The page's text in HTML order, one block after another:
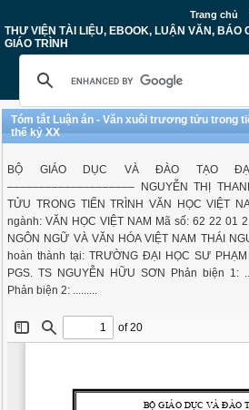
Trang chủ
THƯ VIỆN TÀI LIỆU, EBOOK, LUẬN VĂN, BÁO
GIÁO TRÌNH
Tóm tắt Luận án - Văn xuôi trương tửu trong
thế kỷ XX
BỘ GIÁO DỤC VÀ ĐÀO TẠO
–––––––––––––––––––– NGUYỄN THỊ
TỬU TRONG TIẾN TRÌNH VĂN HỌC VIỆT
ngành: VĂN HỌC VIỆT NAM Mã số: 62 22 01
NGÔN NGỮ VÀ VĂN HÓA VIỆT NAM THÁI
hoàn thành tại: TRƯỜNG ĐẠI HỌC SƯ
PGS. TS NGUYỄN HỮU SƠN Phản biện 1:
Phản biện 2: .........